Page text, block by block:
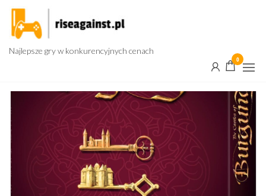
Przejdź
treści
Najlepsze gry w konkurencyjnych cenach
0